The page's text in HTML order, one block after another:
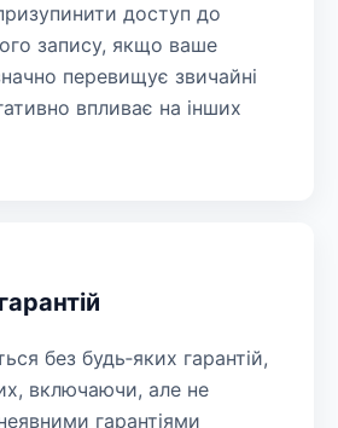
доступ до
запису, якщо ваше
перевищує звичайні
впливає на інших
без будь‑яких гарантій,
включаючи, але не
гарантіями